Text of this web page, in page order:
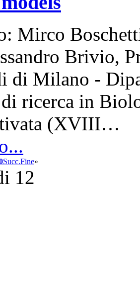
Mirco
Brivio,
di Milano -
ricerca in
(XVIII…
Succ.Fine»
12